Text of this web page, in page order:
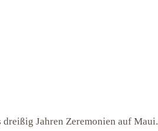
Jahren Zeremonien auf Maui.